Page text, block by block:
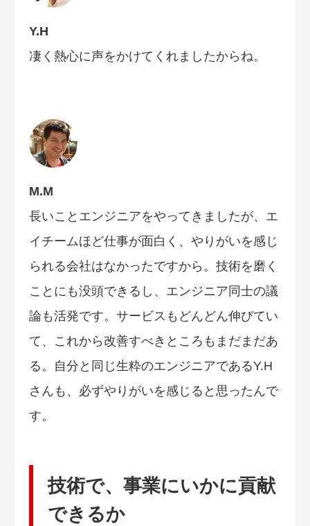
Y.H
凄く熱心に声をかけてくれましたからね。
M.M
長いことエンジニアをやってきましたが、エ
イチームほど仕事が面白く、やりがいを感じ
られる会社はなかったですから。技術を磨く
ことにも没頭できるし、エンジニア同士の議
論も活発です。サービスもどんどん伸びてい
て、これから改善すべきところもまだまだあ
る。自分と同じ生粋のエンジニアであるY.H
さんも、必ずやりがいを感じると思ったんで
す。
技術で、事業にいかに貢献
できるか